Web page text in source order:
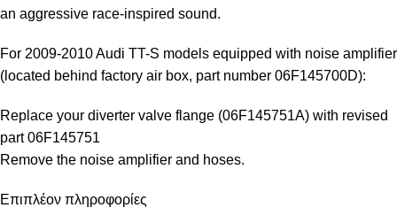
an aggressive race-inspired sound.
For 2009-2010 Audi TT-S models equipped with noise amplifier
(located behind factory air box, part number 06F145700D):
Replace your diverter valve flange (06F145751A) with revised
part 06F145751
Remove the noise amplifier and hoses.
Επιπλέον πληροφορίες